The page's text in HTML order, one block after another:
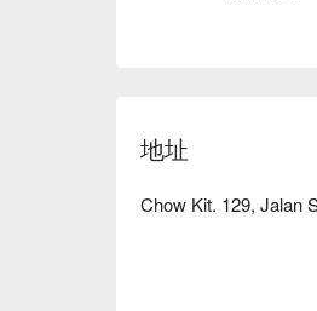
地址
Chow Kit. 129, Jalan